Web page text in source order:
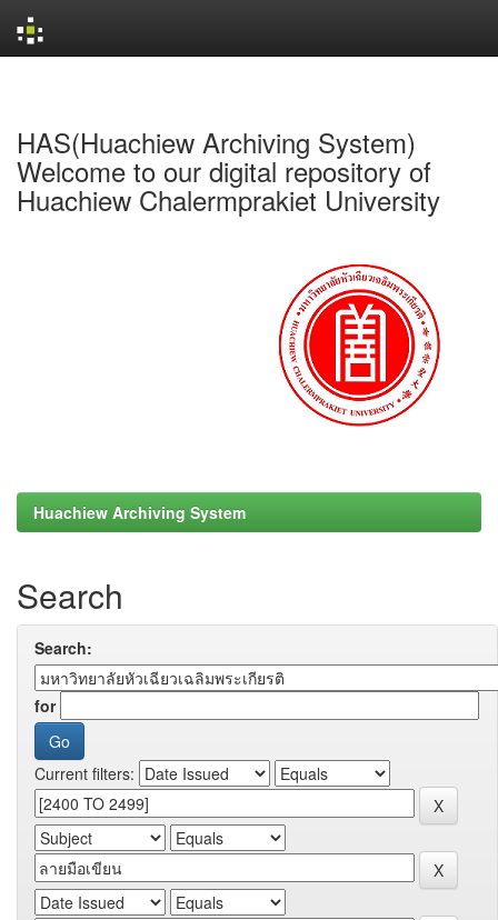
HAS(Huachiew Archiving System)
Welcome to our digital repository of
Huachiew Chalermprakiet University
Huachiew Archiving System
Search
Search:
for
Current filters: